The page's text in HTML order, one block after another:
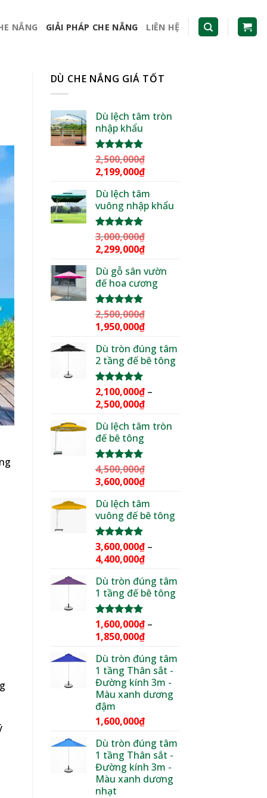
NẮNG GIẢI PHÁP CHE NẮNG LIÊN HỆ
DÙ CHE NẮNG GIÁ TỐT
Dù lệch tâm tròn
nhập khẩu
Được xếp
hạng5.00
5 sao
2,500,000₫
Giá
là:
2,500,000₫.
2,199,000₫Giá
tại
là:
Dù lệch tâm
vuông nhập khẩu
Được xếp
hạng5.00
5 sao
3,000,000₫
Giá
là:
3,000,000₫.
2,299,000₫Giá
tại
là:
Dù gỗ sân vườn
đế hoa cương
Được xếp
hạng5.00
5 sao
2,500,000₫
Giá
là:
2,500,000₫.
1,950,000₫Giá
tại
là:
Dù tròn đúng tâm
2 tầng đế bê tông
Được xếp
hạng5.00
5 sao
2,100,000₫ –
2,500,000₫Khoảng
từ
2,500,000₫
Dù lệch tâm tròn
đế bê tông
Được xếp
hạng5.00
5 sao
4,500,000₫
Giá
là:
4,500,000₫.
3,600,000₫Giá
tại
là:
Dù lệch tâm
vuông đế bê tông
Được xếp
hạng5.00
5 sao
3,600,000₫ –
4,400,000₫Khoảng
từ
3,600,000₫
4,400,000₫
Dù tròn đúng tâm
1 tầng đế bê tông
Được xếp
hạng5.00
5 sao
1,600,000₫ –
1,850,000₫Khoảng
từ
1,600,000₫
đến
1,850,000₫
Dù tròn đúng tâm
1 tầng Thân sắt -
Đường kính 3m -
Màu xanh dương
đậm
1,600,000₫
Dù tròn đúng tâm
1 tầng Thân sắt -
Đường kính 3m -
Màu xanh dương
nhạt